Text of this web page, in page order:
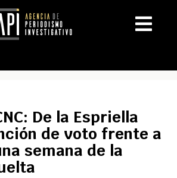
De la Espriella
de voto frente a
semana de la